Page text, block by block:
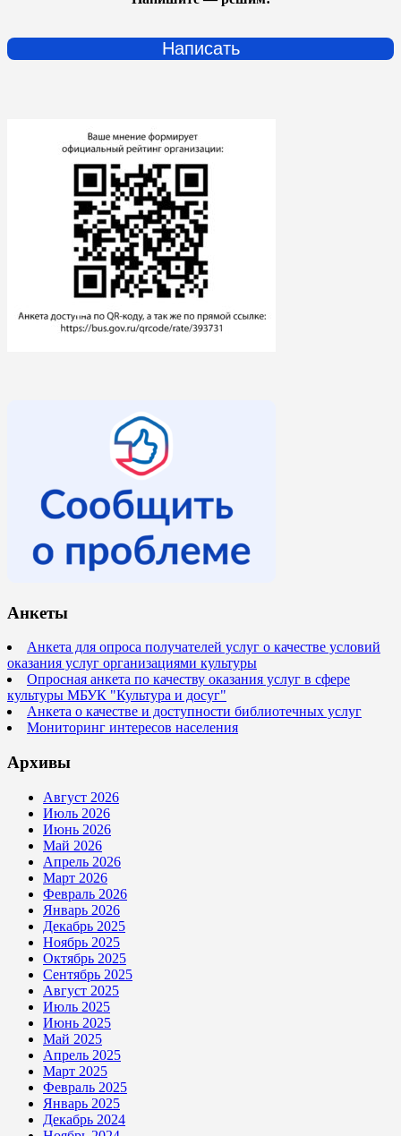
Написать
Анкеты
Анкета для опроса получателей услуг о качестве условий
оказания услуг организациями культуры
Опросная анкета по качеству оказания услуг в сфере
культуры МБУК "Культура и досуг"
Анкета о качестве и доступности библиотечных услуг
Мониторинг интересов населения
Архивы
Август 2026
Июль 2026
Июнь 2026
Май 2026
Апрель 2026
Март 2026
Февраль 2026
Январь 2026
Декабрь 2025
Ноябрь 2025
Октябрь 2025
Сентябрь 2025
Август 2025
Июль 2025
Июнь 2025
Май 2025
Апрель 2025
Март 2025
Февраль 2025
Январь 2025
Декабрь 2024